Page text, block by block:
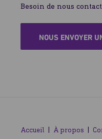
Besoin de nous
NOUS ENVOYER
Accueil À propos